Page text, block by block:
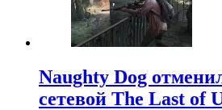
Naughty Dog
сетевой The Last of